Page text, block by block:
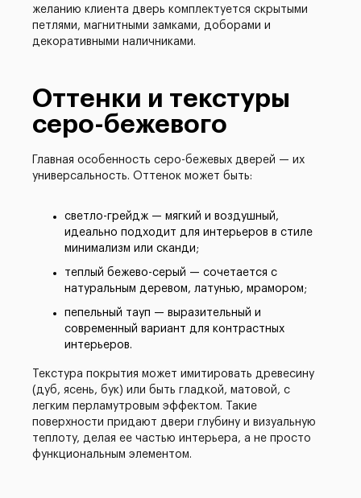
желанию клиента дверь комплектуется скрытыми
петлями, магнитными замками, доборами и
декоративными наличниками.
Оттенки и текстуры
серо-бежевого
Главная особенность серо-бежевых дверей — их
универсальность. Оттенок может быть:
светло-грейдж — мягкий и воздушный,
идеально подходит для интерьеров в стиле
минимализм или сканди;
теплый бежево-серый — сочетается с
натуральным деревом, латунью, мрамором;
пепельный тауп — выразительный и
современный вариант для контрастных
интерьеров.
Текстура покрытия может имитировать древесину
(дуб, ясень, бук) или быть гладкой, матовой, с
легким перламутровым эффектом. Такие
поверхности придают двери глубину и визуальную
теплоту, делая ее частью интерьера, а не просто
функциональным элементом.